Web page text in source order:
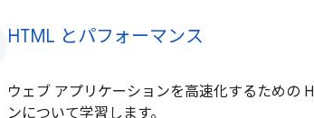
HTML とパフォーマンス
ウェブ アプリケーションを高速化するための
ンについて学習します。